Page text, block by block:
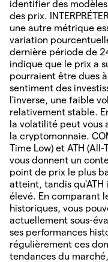
identifier des
des prix.
une autre métrique
variation
dernière période de
indique que le prix a
pourraient être dues
sentiment des
l'inverse, une faible
relativement stable.
la volatilité peut vous
la cryptomonnaie.
Time Low) et ATH
vous donnent un
point de prix le plus
atteint, tandis
élevé. En comparant
historiques, vous
actuellement sous-
ses performances
régulièrement ces
tendances du